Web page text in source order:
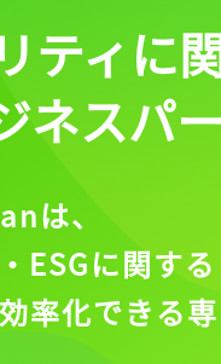
ティに
ネスパ
は、
ESGに関する
率化できる